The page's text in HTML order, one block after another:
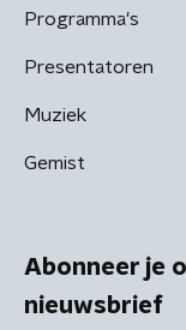
Programma's
Presentatoren
Muziek
Gemist
Abonneer je
nieuwsbrief